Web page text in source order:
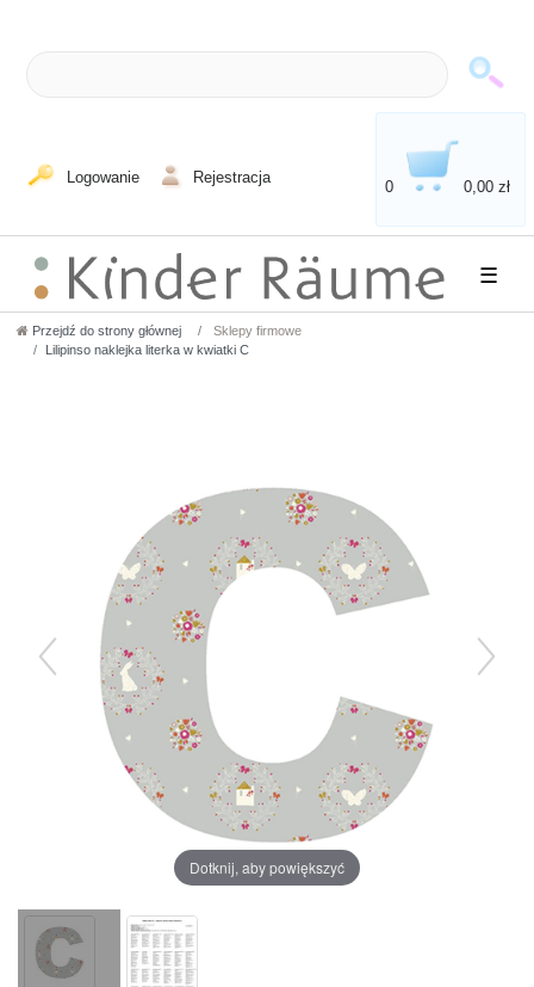
Logowanie Rejestracja
0 0,00 zł
☰
Przejdź do strony głównej
Sklepy firmowe
Lilipinso naklejka literka w kwiatki C
Dotknij, aby powiększyć